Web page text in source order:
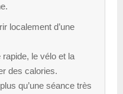
localement d’une
le vélo et la
des calories.
qu’une séance très